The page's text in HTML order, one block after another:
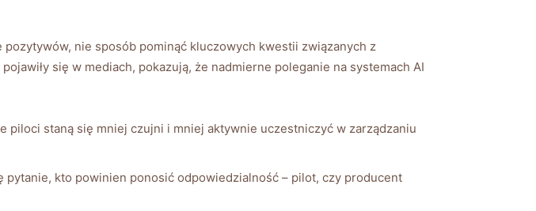
nie sposób pominąć kluczowych kwestii związanych z
‌się w mediach, pokazują, ​że⁢ nadmierne poleganie na systemach AI
‌piloci staną się mniej czujni i mniej⁣ aktywnie uczestniczyć​ w zarządzaniu
pytanie, kto powinien ponosić odpowiedzialność⁤ – pilot, czy producent